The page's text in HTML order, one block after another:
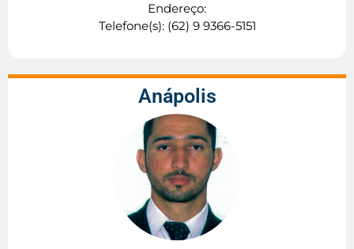
Endereço:
Telefone(s): (62) 9 9366-5151
Anápolis